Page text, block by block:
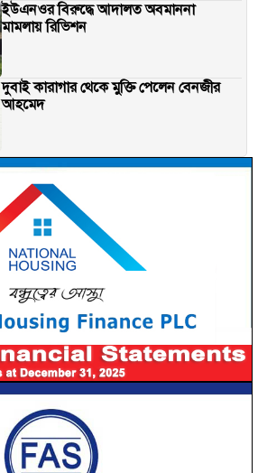
ইউএনওর বিরুদ্ধে আদালত অবমাননা
মামলায় রিভিশন
দুবাই কারাগার থেকে মুক্তি পেলেন বেনজীর
আহমেদ